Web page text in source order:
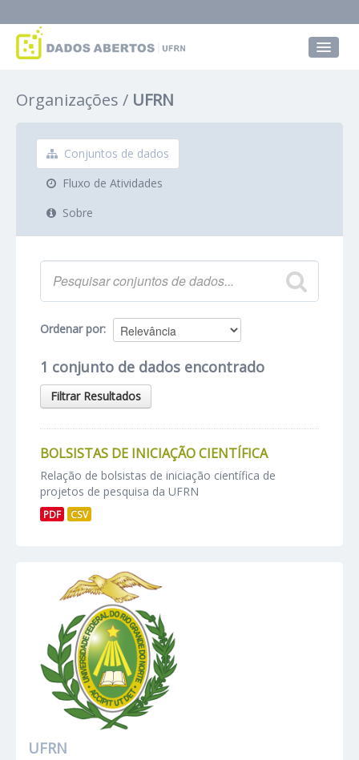
Grupos
Sobre
Organizações UFRN
Conjuntos de dados
Fluxo de Atividades
Sobre
Ordenar por
1 conjunto de dados encontrado
Filtrar Resultados
BOLSISTAS DE INICIAÇÃO CIENTÍFICA
Relação de bolsistas de iniciação científica de
projetos de pesquisa da UFRN
PDF CSV
UFRN